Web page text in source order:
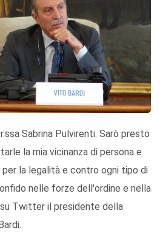
Sabrina Pulvirenti. Sarò presto
la mia vicinanza di persona e
la legalità e contro ogni tipo di
nelle forze dell'ordine e nella
Twitter il presidente della